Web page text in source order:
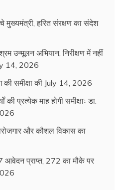
मुख्यमंत्री, हरित संरक्षण का संदेश
उन्मूलन अभियान, निरीक्षण में नहीं
14, 2026
समीक्षा की July 14, 2026
की प्रत्येक माह होगी समीक्षाः डा.
और कौशल विकास का
आवेदन प्राप्त, 272 का मौके पर